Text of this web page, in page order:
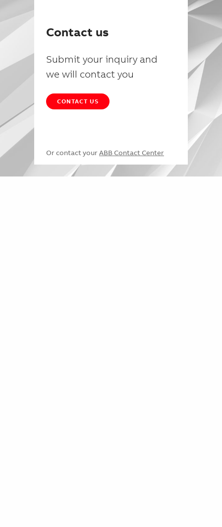
Contact us
Submit your inquiry and
we will contact you
CONTACT US
Or contact your ABB Contact Center